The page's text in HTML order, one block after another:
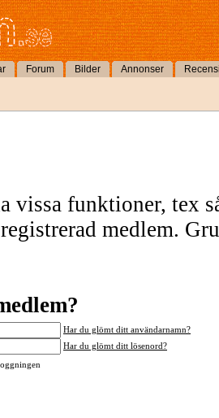
Forum Bilder Annonser
vissa funktioner, tex
medlem.
Har du glömt ditt användarnamn?
Har du glömt ditt lösenord?